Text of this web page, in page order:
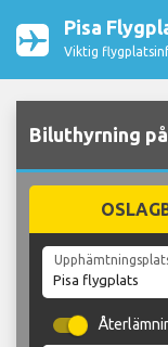
Pisa
Viktig
Biluthyrning